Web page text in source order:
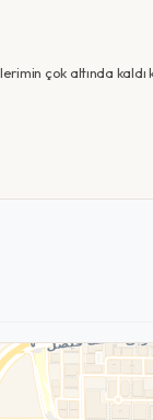
çok altında kaldı